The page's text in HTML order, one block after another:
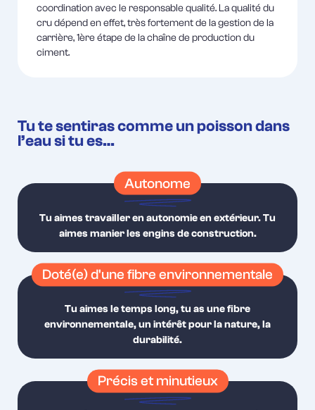
coordination avec le responsable qualité. La qualité du
cru dépend en effet, très fortement de la gestion de la
carrière, 1ère étape de la chaîne de production du
ciment.
Tu te sentiras comme un poisson dans
l’eau si tu es…
Autonome
Tu aimes travailler en autonomie en extérieur. Tu
aimes manier les engins de construction.
Doté(e) d'une fibre environnementale
Tu aimes le temps long, tu as une fibre
environnementale, un intérêt pour la nature, la
durabilité.
Précis et minutieux